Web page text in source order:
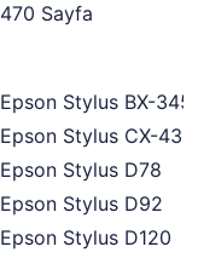
470 Sayfa
Epson Stylus BX-
Epson Stylus CX-
Epson Stylus D78
Epson Stylus D92
Epson Stylus D120